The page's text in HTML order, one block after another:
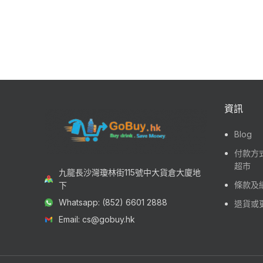
九龍長沙灣瓊林街115號中大貨倉大廈地
下
Whatsapp: (852) 6601 2888
Email: cs@gobuy.hk
資訊
Blog
付款方
超市
條款及
退貨或